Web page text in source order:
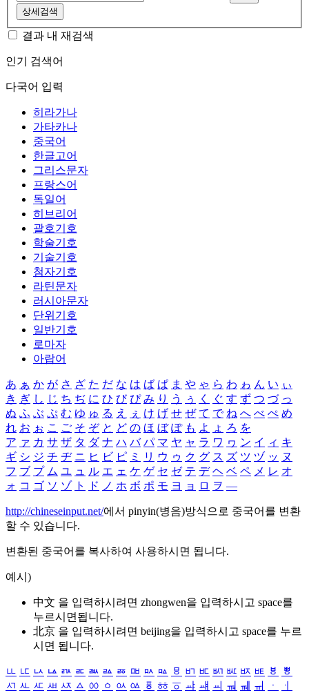
상세검색
결과 내 재검색
인기 검색어
다국어 입력
히라가나
가타카나
중국어
한글고어
그리스문자
프랑스어
독일어
히브리어
괄호기호
학술기호
기술기호
첨자기호
라틴문자
러시아문자
단위기호
일반기호
로마자
아랍어
あ ぁ か が さ ざ た だ な は ば ぱ ま や ゃ ら わ ゎ ん い ぃ
き ぎ し じ ち ぢ に ひ び ぴ み り う ぅ く ぐ す ず つ づ っ
ぬ ふ ぶ ぷ む ゆ ゅ る え ぇ け げ せ ぜ て で ね へ べ ぺ め
れ お ぉ こ ご そ ぞ と ど の ほ ぼ ぽ も よ ょ ろ を
ア ァ カ サ ザ タ ダ ナ ハ バ パ マ ヤ ャ ラ ワ ヮ ン イ ィ キ
ギ シ ジ チ ヂ ニ ヒ ビ ピ ミ リ ウ ゥ ク グ ス ズ ツ ヅ ッ ヌ
フ ブ プ ム ユ ュ ル エ ェ ケ ゲ セ ゼ テ デ ヘ ベ ペ メ レ オ
ォ コ ゴ ソ ゾ ト ド ノ ホ ボ ポ モ ヨ ョ ロ ヲ ―
http://chineseinput.net/에서 pinyin(병음)방식으로 중국어를 변환
할 수 있습니다.
변환된 중국어를 복사하여 사용하시면 됩니다.
예시)
中文 을 입력하시려면 zhongwen을 입력하시고 space를
누르시면됩니다.
北京 을 입력하시려면 beijing을 입력하시고 space를 누르
시면 됩니다.
ㅥ ㅦ ㅧ ㅨ ㅩ ㅪ ㅫ ㅬ ㅭ ㅮ ㅯ ㅰ ㅱ ㅲ ㅳ ㅴ ㅵ ㅶ ㅷ ㅸ
ㅹ
ㅺ ㅻ ㅼ ㅽ ㅾ ㅿ ㆀ ㆁ ㆂ ㆃ ㆄ ㆅ ㆆ ㆇ ㆈ ㆉ ㆊ ㆋ ㆌ ㆍ
ㆎ